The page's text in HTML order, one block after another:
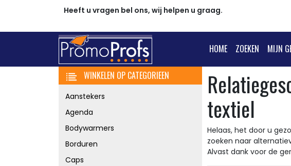
Heeft u vragen bel ons, wij helpen u graag.
HOME ZOEKEN MIJN
WINKELEN OP CATEGORIEEN
Aanstekers
Agenda
Bodywarmers
Borduren
Caps
textiel
Helaas, het door u
zoeken naar
Alvast dank voor de